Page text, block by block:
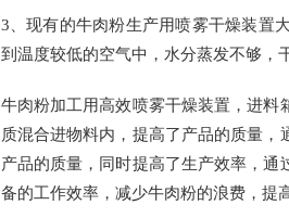
3、现有的牛肉粉生产用喷雾干燥装置
到温度较低的空气中，水分蒸发不够，
牛肉粉加工用高效喷雾干燥装置，进
质混合进物料内，提高了产品的质量
产品的质量，同时提高了生产效率，
备的工作效率，减少牛肉粉的浪费，提